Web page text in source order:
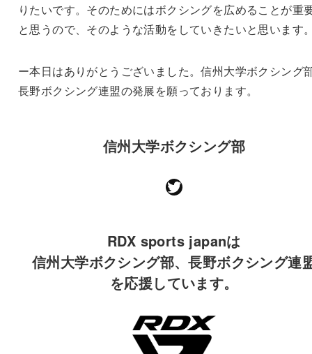
りたいです。そのためにはボクシングを広めることが重
と思うので、そのような活動をしていきたいと思います
ー本日はありがとうございました。信州大学ボクシング
長野ボクシング連盟の発展を願っております。
信州大学ボクシング部
Twitter
RDX sports japanは
信州大学ボクシング部、長野ボクシング連
を応援しています。